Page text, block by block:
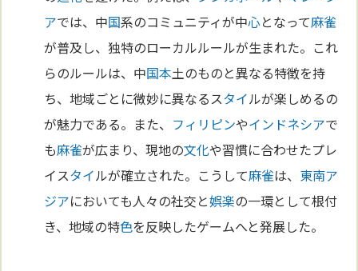
アでは、中国系のコミュニティが中心となって麻雀
が普及し、独特のローカルルールが生まれた。これ
らのルールは、中国本土のものと異なる特徴を持
ち、地域ごとに微妙に異なるスタイルが楽しめるの
が魅力である。また、 フィリピンやインドネシアで
も麻雀が広まり、現地の文化や習慣に合わせたプレ
イスタイルが確立された。こうして麻雀は、 東南ア
ジアにおいても人々の社交と娯楽の一環として根付
き、地域の特色を反映したゲームへと発展した。